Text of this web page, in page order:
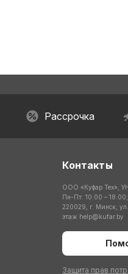
Рассрочка
Контакты
ООО «Куфар Тех»,
Пн-Пт: 10:00 –
220029, г. Минск,
этаж help@kufar.by
Защита прав